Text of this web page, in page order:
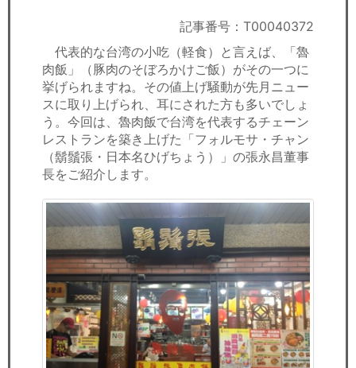
経済ニュース
労務顧問
ＩＴ
飲食店情報
記事番号：T00040372
代表的な台湾の小吃（軽食）と言えば、「魯
肉飯」（豚肉のそぼろかけご飯）がその一つに
挙げられますね。その値上げ騒動が先月ニュー
スに取り上げられ、耳にされた方も多いでしょ
う。今回は、魯肉飯で台湾を代表するチェーン
レストランを築き上げた「フォルモサ・チャン
（鬍鬚張・日本名ひげちょう）」の張永昌董事
長をご紹介します。